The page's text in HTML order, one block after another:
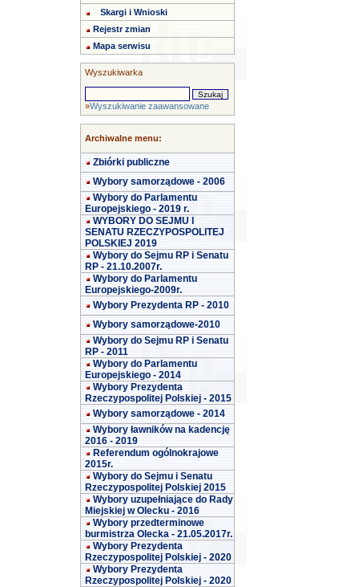
Skargi i Wnioski
Rejestr zmian
Mapa serwisu
Wyszukiwarka
»Wyszukiwanie zaawansowane
Archiwalne menu:
Zbiórki publiczne
Wybory samorządowe - 2006
Wybory do Parlamentu
Europejskiego - 2019 r.
WYBORY DO SEJMU I
SENATU RZECZYPOSPOLITEJ
POLSKIEJ 2019
Wybory do Sejmu RP i Senatu
RP - 21.10.2007r.
Wybory do Parlamentu
Europejskiego-2009r.
Wybory Prezydenta RP - 2010
Wybory samorządowe-2010
Wybory do Sejmu RP i Senatu
RP - 2011
Wybory do Parlamentu
Europejskiego - 2014
Wybory Prezydenta
Rzeczypospolitej Polskiej - 2015
Wybory samorządowe - 2014
Wybory ławników na kadencję
2016 - 2019
Referendum ogólnokrajowe
2015r.
Wybory do Sejmu i Senatu
Rzeczypospolitej Polskiej 2015
Wybory uzupełniające do Rady
Miejskiej w Olecku - 2016
Wybory przedterminowe
burmistrza Olecka - 21.05.2017r.
Wybory Prezydenta
Rzeczypospolitej Polskiej - 2020
Wybory Prezydenta
Rzeczypospolitej Polskiej - 2020